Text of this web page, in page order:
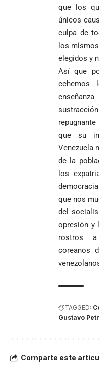
que los
únicos
culpa de
los
elegidos y
Así que
echemos
que su
Venezuela
de la
los
que nos
del
opresión y
rostros a
coreanos
TAGGED:
Gustavo
Comparte este